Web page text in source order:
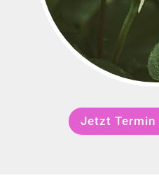
Jetzt Termin